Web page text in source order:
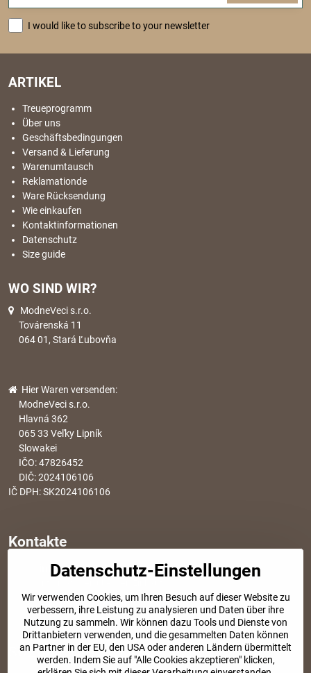
I would like to subscribe to your newsletter
ARTIKEL
Treueprogramm
Über uns
Geschäftsbedingungen
Versand & Lieferung
Warenumtausch
Reklamationde
Ware Rücksendung
Wie einkaufen
Kontaktinformationen
Datenschutz
Size guide
WO SIND WIR?
ModneVeci s.r.o.
Továrenská 11
064 01, Stará Ľubovňa
Hier Waren versenden:
ModneVeci s.r.o.
Hlavná 362
065 33 Veľky Lipník
Slowakei
IČO: 47826452
DIČ: 2024106106
IČ DPH: SK2024106106
Kontakte
info​@modischesachen​.de
+421 917 917 801
Tel. Kundenservice von 8:30 bis 15:00
SOZIALE NETZWERKE
Datenschutz-Einstellungen
Wir verwenden Cookies, um Ihren Besuch auf dieser Website zu
verbessern, ihre Leistung zu analysieren und Daten über ihre
Nutzung zu sammeln. Wir können dazu Tools und Dienste von
Drittanbietern verwenden, und die gesammelten Daten können
an Partner in der EU, den USA oder anderen Ländern übermittelt
werden. Indem Sie auf "Alle Cookies akzeptieren" klicken,